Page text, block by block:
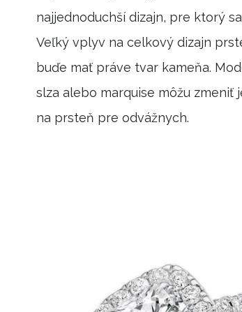
najjednoduchší dizajn, pre ktorý
Veľký vplyv na celkový dizajn
buďe mať práve tvar kameňa.
slza alebo marquise môžu zmeniť
na prsteň pre odvážnych.